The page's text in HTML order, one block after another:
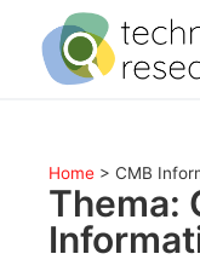
Home > CMB
Thema: